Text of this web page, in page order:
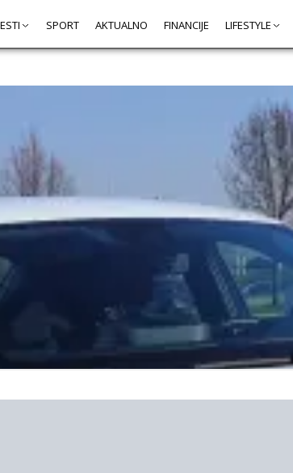
SPORT AKTUALNO FINANCIJE LIFESTYLE